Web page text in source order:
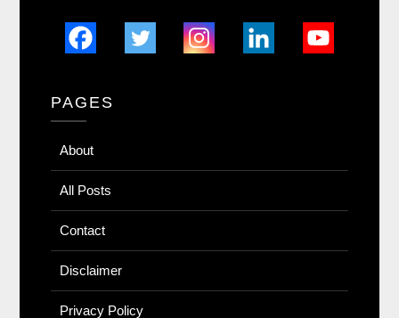
PAGES
About
All Posts
Contact
Disclaimer
Privacy Policy